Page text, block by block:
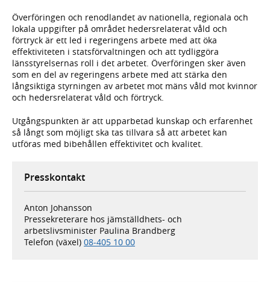
Överföringen och renodlandet av nationella, regionala och
lokala uppgifter på området hedersrelaterat våld och
förtryck är ett led i regeringens arbete med att öka
effektiviteten i statsförvaltningen och att tydliggöra
länsstyrelsernas roll i det arbetet. Överföringen sker även
som en del av regeringens arbete med att stärka den
långsiktiga styrningen av arbetet mot mäns våld mot kvinnor
och hedersrelaterat våld och förtryck.
Utgångspunkten är att upparbetad kunskap och erfarenhet
så långt som möjligt ska tas tillvara så att arbetet kan
utföras med bibehållen effektivitet och kvalitet.
Presskontakt
Anton Johansson
Pressekreterare hos jämställdhets- och
arbetslivsminister Paulina Brandberg
Telefon (växel) 08-405 10 00